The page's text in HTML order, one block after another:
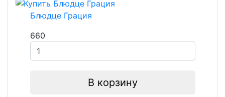
Блюдце Грация
660
В корзину